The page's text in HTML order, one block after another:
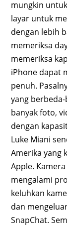
mungkin
layar untuk
dengan lebih
memeriksa
memeriksa
iPhone dapat
penuh.
yang
banyak foto,
dengan
Luke Miani
Amerika yang
Apple.
mengalami
keluhkan
dan
SnapChat.